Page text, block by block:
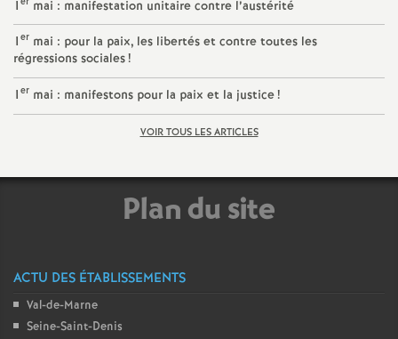
o
n
d
r
1
mai : manifestation unitaire contre l’austérité
1er mai : pour la paix, les libertés et contre toutes les
régressions sociales!
1er mai : manifestons pour la paix et la justice!
VOIR TOUS LES ARTICLES
Plan du site
ACTU DES ÉTABLISSEMENTS
Val-de-Marne
Seine-Saint-Denis